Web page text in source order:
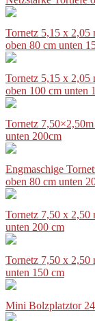
Tornetz 5,15 x 2,05
oben 80 cm unten
Tornetz 5,15 x 2,05
oben 100 cm unten
Tornetz
unten 200cm
Engmaschige
oben 80 cm unten
Tornetz 7,50 x 2,50
unten 200 cm
Tornetz 7,50 x 2,50
unten 150 cm
Mini Bolzplatztor